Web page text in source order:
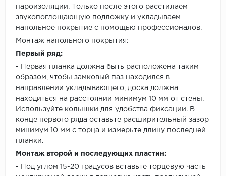
пароизоляции. Только после этого расстилаем
звукопоглощающую подложку и укладываем
напольное покрытие с помощью профессионалов.
Монтаж напольного покрытия:
Первый ряд:
- Первая планка должна быть расположена таким
образом, чтобы замковый паз находился в
направлении укладывающего, доска должна
находиться на расстоянии минимум 10 мм от стены.
Используйте колышки для удобства фиксации. В
конце первого ряда оставьте расширительный зазор
минимум 10 мм с торца и измерьте длину последней
планки.
Монтаж второй и последующих пластин:
- Под углом 15-20 градусов вставьте торцевую часть